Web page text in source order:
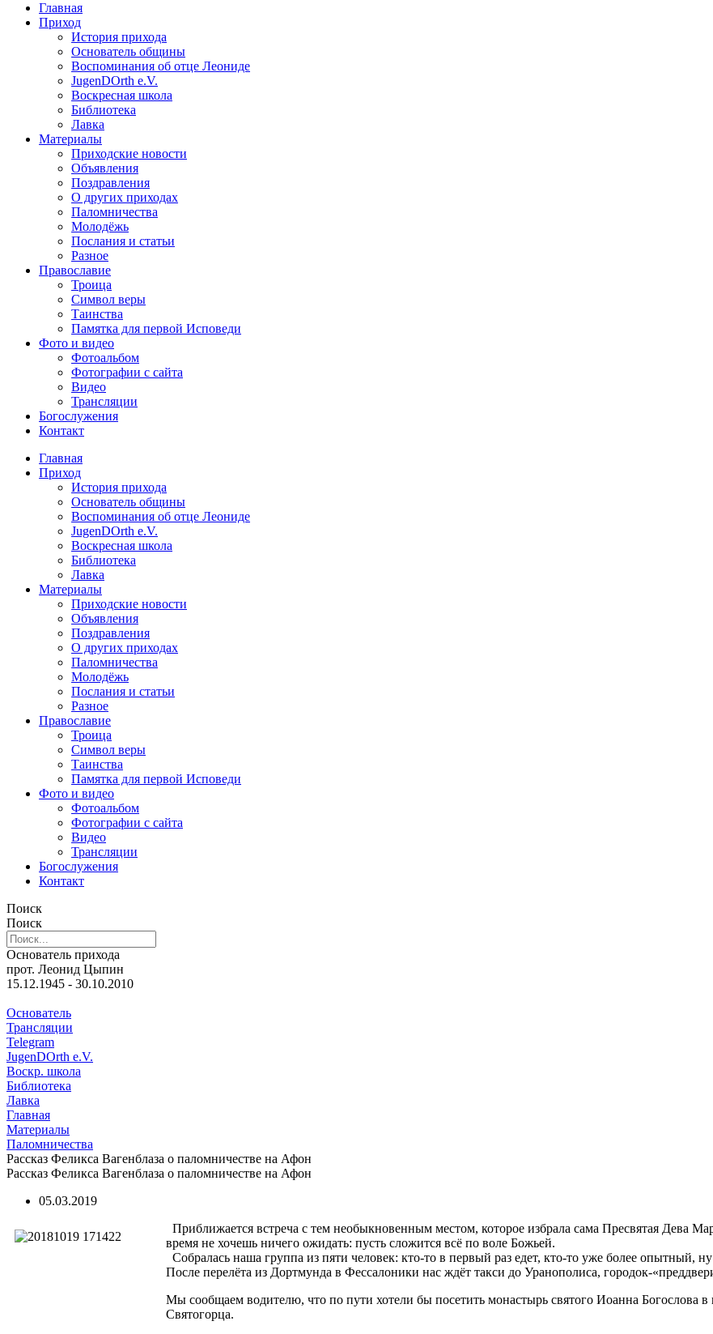
Главная
Приход
История прихода
Основатель общины
Воспоминания об отце Леониде
JugenDOrth e.V.
Воскресная школа
Библиотека
Лавка
Материалы
Приходские новости
Объявления
Поздравления
О других приходах
Паломничества
Молодёжь
Послания и статьи
Разное
Православие
Троица
Символ веры
Таинства
Памятка для первой Исповеди
Фото и видео
Фотоальбом
Фотографии с сайта
Видео
Трансляции
Богослужения
Контакт
Главная
Приход
История прихода
Основатель общины
Воспоминания об отце Леониде
JugenDOrth e.V.
Воскресная школа
Библиотека
Лавка
Материалы
Приходские новости
Объявления
Поздравления
О других приходах
Паломничества
Молодёжь
Послания и статьи
Разное
Православие
Троица
Символ веры
Таинства
Памятка для первой Исповеди
Фото и видео
Фотоальбом
Фотографии с сайта
Видео
Трансляции
Богослужения
Контакт
Поиск
Поиск
Основатель прихода
прот. Леонид Цыпин
15.12.1945 - 30.10.2010
Основатель
Трансляции
Telegram
JugenDOrth e.V.
Воскр. школа
Библиотека
Лавка
Главная
Материалы
Паломничества
Рассказ Феликса Вагенблаза о паломничестве на Афон
Рассказ Феликса Вагенблаза о паломничестве на Афон
05.03.2019
Приближается встреча с тем необыкновенным местом, которое избрала сама Пресвятая Дева
время не хочешь ничего ожидать: пусть сложится всё по воле Божьей.
Собралась наша группа из пяти человек: кто-то в первый раз едет, кто-то уже более опытный,
После перелёта из Дортмунда в Фессалоники нас ждёт такси до Уранополиса, городок-
Мы сообщаем водителю, что по пути хотели бы посетить монастырь святого Иоанна Богослова
Святогорца.